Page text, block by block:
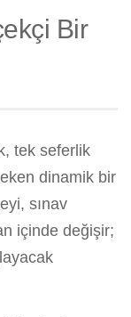
Bir
tek seferlik
dinamik bir
sınav
içinde değişir;